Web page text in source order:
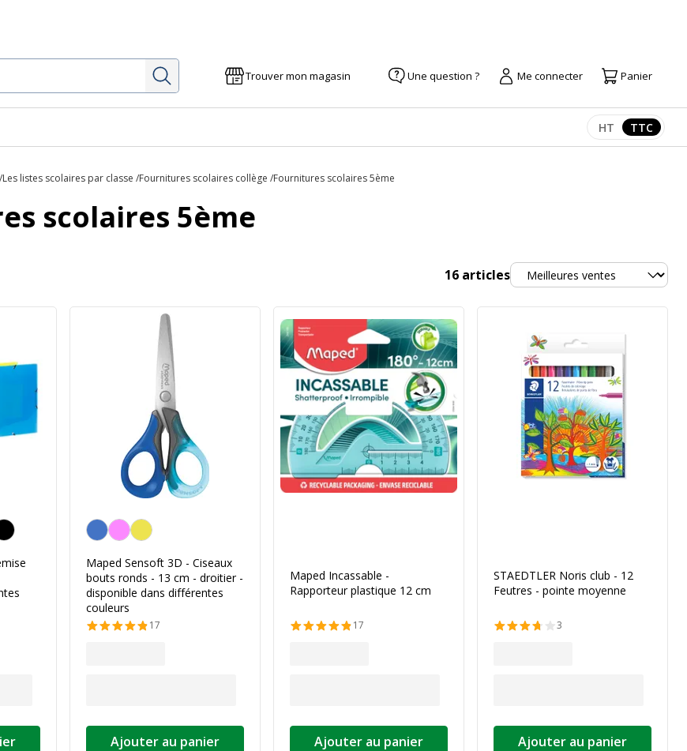
Rechercher Trouver mon magasin Une question ? Me connecter Panier
Afficher les
HT TTC
Les listes scolaires par classe Fournitures scolaires collège Fournitures scolaires 5ème
scolaires 5ème
16 articlesTrier
Personnalisation de la couleur
Maped Sensoft 3D - Ciseaux
bouts ronds - 13 cm - droitier -
disponible dans différentes
couleurs
17
Ajouter au panier
Maped Incassable -
Rapporteur plastique 12 cm
17
Ajouter au panier
STAEDTLER Noris club - 12
Feutres - pointe moyenne
3
Ajouter au panier